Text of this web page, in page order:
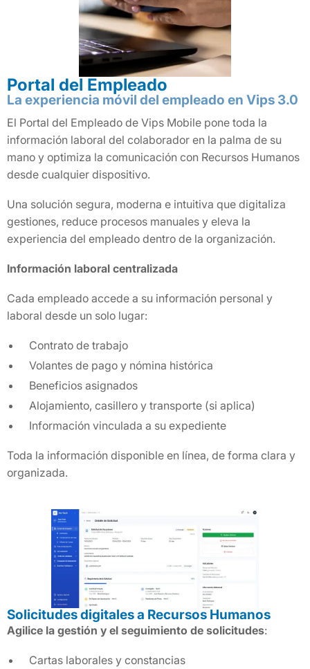
Portal del Empleado
La experiencia móvil del empleado en Vips 3.0
El Portal del Empleado de Vips Mobile pone toda la
información laboral del colaborador en la palma de su
mano y optimiza la comunicación con Recursos Humanos
desde cualquier dispositivo.
Una solución segura, moderna e intuitiva que digitaliza
gestiones, reduce procesos manuales y eleva la
experiencia del empleado dentro de la organización.
Información laboral centralizada
Cada empleado accede a su información personal y
laboral desde un solo lugar:
Contrato de trabajo
Volantes de pago y nómina histórica
Beneficios asignados
Alojamiento, casillero y transporte (si aplica)
Información vinculada a su expediente
Toda la información disponible en línea, de forma clara y
organizada.
Solicitudes digitales a Recursos Humanos
Agilice la gestión y el seguimiento de solicitudes:
Cartas laborales y constancias